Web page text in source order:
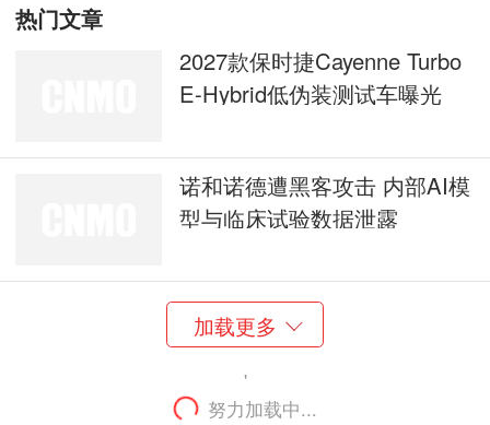
热门文章
2027款保时捷Cayenne Turbo
E-Hybrid低伪装测试车曝光
诺和诺德遭黑客攻击 内部AI模
型与临床试验数据泄露
加载更多
'
努力加载中...